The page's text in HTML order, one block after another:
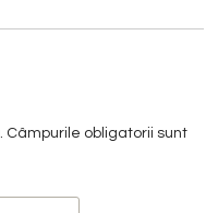
Câmpurile obligatorii sunt